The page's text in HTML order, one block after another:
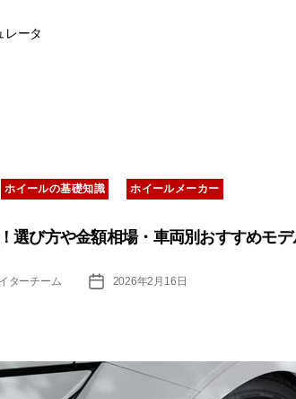
レータ
カ
テ
リ
ー
ホイールの基礎知識 ホイールメーカー
選び方や金額相場・車両別おすすめモ
ターチーム
投
2026年2月16日